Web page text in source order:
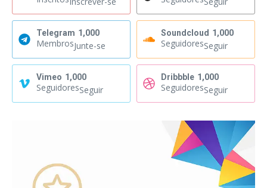
Telegram 1,000
MembrosJunte-se
Soundcloud 1,000
SeguidoresSeguir
Vimeo 1,000
SeguidoresSeguir
Dribbble 1,000
SeguidoresSeguir